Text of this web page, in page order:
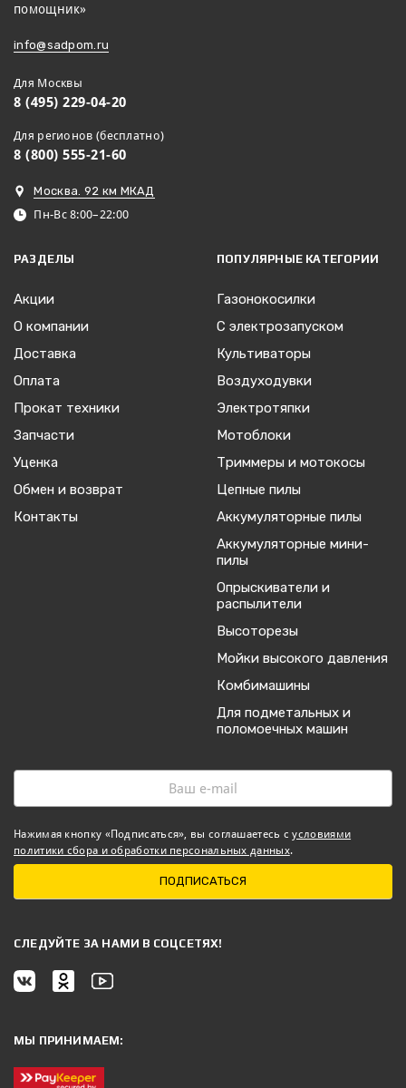
помощник»
info@sadpom.ru
Для Москвы
8 (495) 229-04-20
Для регионов (бесплатно)
8 (800) 555-21-60
Москва. 92 км МКАД
Пн-Вс 8:00–22:00
РАЗДЕЛЫ
Акции
О компании
Доставка
Оплата
Прокат техники
Запчасти
Уценка
Обмен и возврат
Контакты
ПОПУЛЯРНЫЕ КАТЕГОРИИ
Газонокосилки
С электрозапуском
Культиваторы
Воздуходувки
Электротяпки
Мотоблоки
Триммеры и мотокосы
Цепные пилы
Аккумуляторные пилы
Аккумуляторные мини-
пилы
Опрыскиватели и
распылители
Высоторезы
Мойки высокого давления
Комбимашины
Для подметальных и
поломоечных машин
Нажимая кнопку «Подписаться», вы соглашаетесь сусловиями
политики сбора и обработки персональных данных.
ПОДПИСАТЬСЯ
CЛЕДУЙТЕ ЗА НАМИ В СОЦСЕТЯХ!
МЫ ПРИНИМАЕМ: